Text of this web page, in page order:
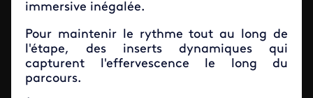
immersive inégalée.
Pour maintenir le rythme tout au long de
l'étape, des inserts dynamiques qui
capturent l'effervescence le long du
parcours.